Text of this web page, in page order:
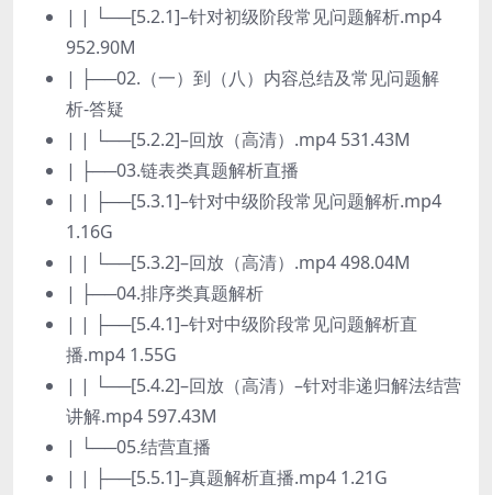
| | └──[5.2.1]–针对初级阶段常见问题解析.mp4
952.90M
| ├──02.（一）到（八）内容总结及常见问题解
析-答疑
| | └──[5.2.2]–回放（高清）.mp4 531.43M
| ├──03.链表类真题解析直播
| | ├──[5.3.1]–针对中级阶段常见问题解析.mp4
1.16G
| | └──[5.3.2]–回放（高清）.mp4 498.04M
| ├──04.排序类真题解析
| | ├──[5.4.1]–针对中级阶段常见问题解析直
播.mp4 1.55G
| | └──[5.4.2]–回放（高清）–针对非递归解法结营
讲解.mp4 597.43M
| └──05.结营直播
| | ├──[5.5.1]–真题解析直播.mp4 1.21G